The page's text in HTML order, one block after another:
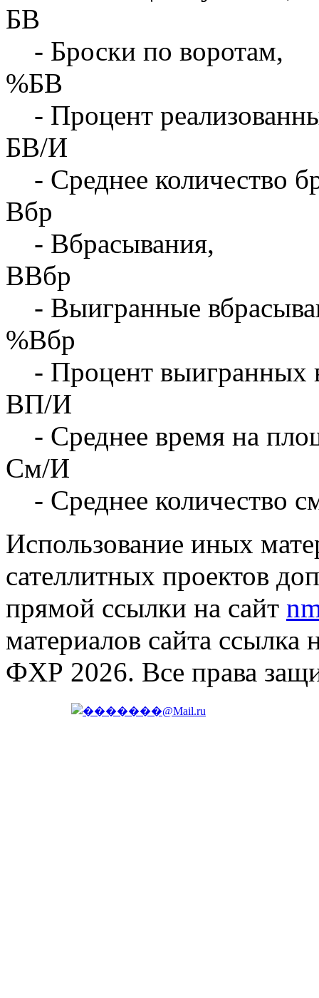
БВ
- Броски по воротам,
%БВ
- Процент
БВ/И
- Среднее количество
Вбр
- Вбрасывания,
ВВбр
- Выигранные
%Вбр
- Процент выигранных
ВП/И
- Среднее время на
См/И
- Среднее количество
Использование иных
сателлитных проектов
прямой ссылки на сайт
материалов сайта ссылка
ФХР 2026. Все права